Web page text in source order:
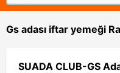
Gs adası iftar yemeği
SUADA CLUB-GS